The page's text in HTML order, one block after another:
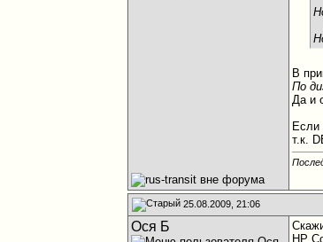
В
По
Да и
Если
т.к.
25.08.2009, 21:06
Ося Б
HP